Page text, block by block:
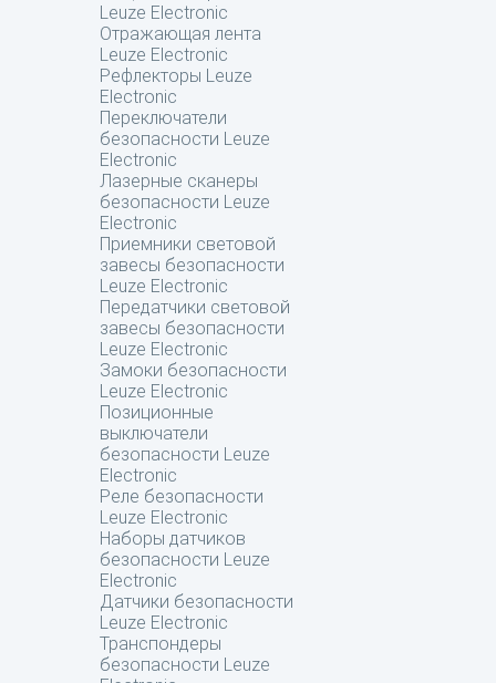
Leuze Electronic
Отражающая лента
Leuze Electronic
Рефлекторы Leuze
Electronic
Переключатели
безопасности Leuze
Electronic
Лазерные сканеры
безопасности Leuze
Electronic
Приемники световой
завесы безопасности
Leuze Electronic
Передатчики световой
завесы безопасности
Leuze Electronic
Замоки безопасности
Leuze Electronic
Позиционные
выключатели
безопасности Leuze
Electronic
Реле безопасности
Leuze Electronic
Наборы датчиков
безопасности Leuze
Electronic
Датчики безопасности
Leuze Electronic
Транспондеры
безопасности Leuze